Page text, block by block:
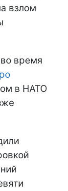
взлом
время
в НАТО